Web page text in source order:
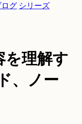
ログ シリーズ
を理解す
、ノー